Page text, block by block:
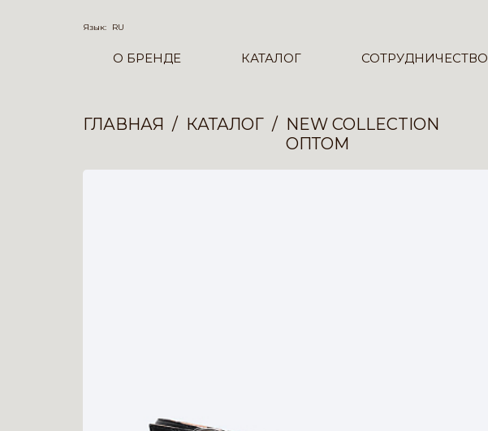
Язык: RU
О БРЕНДЕ КАТАЛОГ СОТРУДНИЧЕСТВО
ГЛАВНАЯ КАТАЛОГ
NEW COLLECTION
ОПТОМ